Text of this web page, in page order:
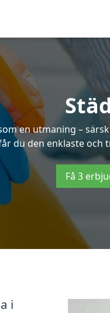
en utmaning –
du den enklaste och
Få 3
i